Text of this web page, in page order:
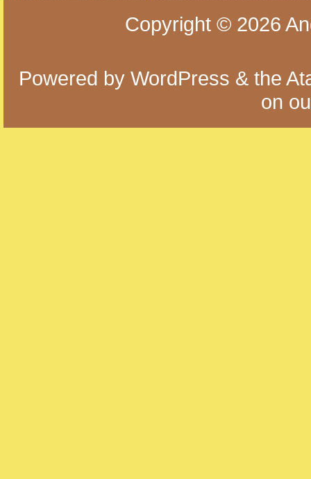
Copyright © 2026
Powered byWordPress & the
on